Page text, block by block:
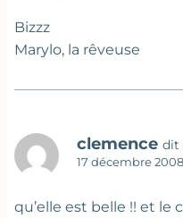
Bizzz
Marylo, la rêveuse
clemence dit
17 décembre
qu’elle est belle !! et le